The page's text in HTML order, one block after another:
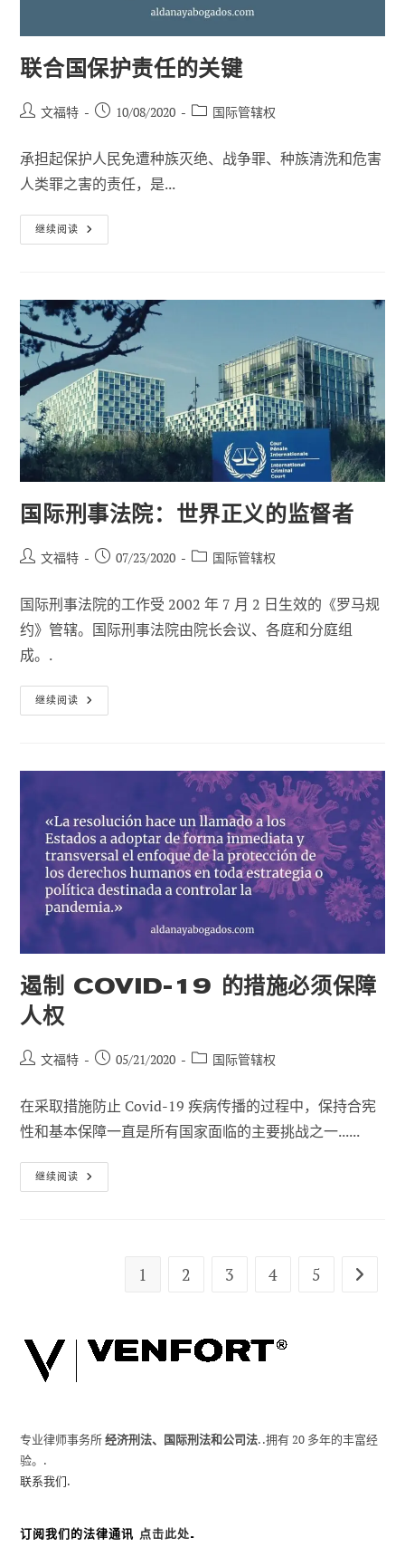
和
护
金
信
略
联合国保护责任的关键
帖
作
者
文福特
已
布：
10/08/2020
职
类
别
国际管辖权
承担起保护人民免遭种族灭绝、战争罪、种族清洗和危害
人类罪之害的责任，是...
继续阅读 联
合
任
的
关
键
国际刑事法院：世界正义的监督者
帖
作
者
文福特
已
布：
07/23/2020
职
别
国际管辖权
国际刑事法院的工作受 2002 年 7 月 2 日生效的《罗马规
约》管辖。国际刑事法院由院长会议、各庭和分庭组
成。.
继续阅读 国
际
世
义
的
监
督
者
遏制 COVID-19 的措施必须保障
人权
帖
作
者
文福特
已
布：
05/21/2020
职
类
别
国际管辖权
在采取措施防止 Covid-19 疾病传播的过程中，保持合宪
性和基本保障一直是所有国家面临的主要挑战之一......
继续阅读 遏
制
1 2 3 4 5 转到下
专业律师事务所经济刑法、国际刑法和公司法. .拥有 20 多年的丰富经
验。.
联系我们.
订阅我们的法律通讯 点击此处.